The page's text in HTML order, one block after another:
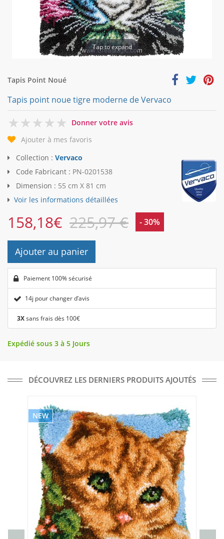
Tap to expand
Tapis Point Noué
Tapis point noue tigre moderne de Vervaco
0
Donner votre avis
Ajouter à mes favoris
Collection : Vervaco
Code Fabricant : PN-0201538
Dimension : 55 cm X 81 cm
Voir les informations détaillées
158,18€ 225,97 € - 30%
Ajouter au panier
Paiement 100% sécurisé
14j pour changer d’avis
3Xsans frais dès 100€
Expédié sous 3 à 5 Jours
DÉCOUVREZ LES DERNIERS PRODUITS AJOUTÉS
NEW